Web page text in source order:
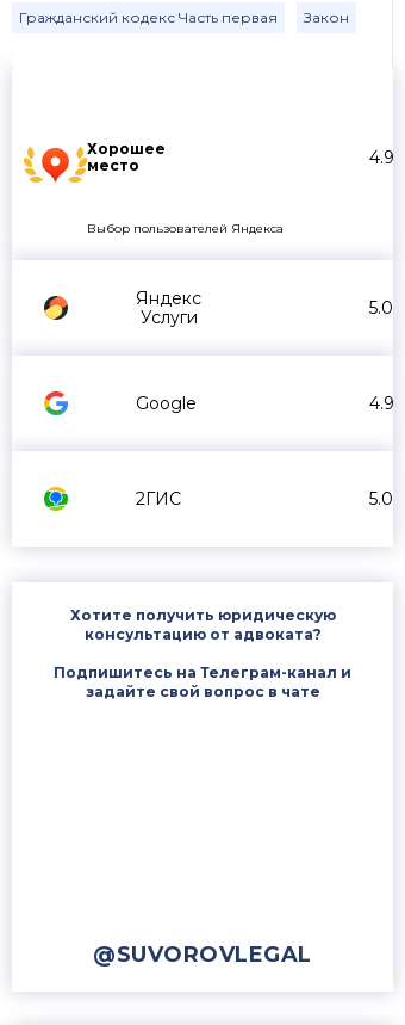
Хорошее
место
4.9
Выбор пользователей Яндекса
Яндекс
Услуги
5.0
Google 4.9
2ГИС 5.0
Хотите получить юридическую
консультацию от адвоката?
Подпишитесь на Телеграм-канал и
задайте свой вопрос в чате
@SUVOROVLEGAL
Гражданский кодекс Часть первая Закон